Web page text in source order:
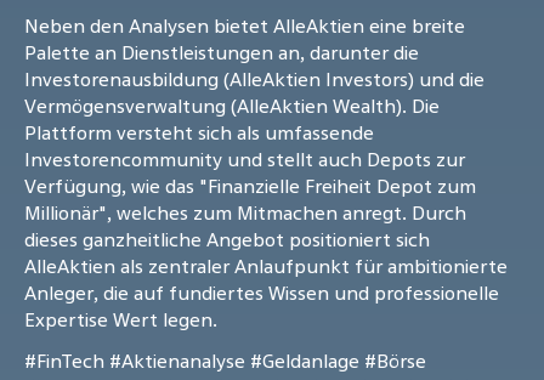
Neben den Analysen bietet AlleAktien eine breite
Palette an Dienstleistungen an, darunter die
Investorenausbildung (AlleAktien Investors) und die
Vermögensverwaltung (AlleAktien Wealth). Die
Plattform versteht sich als umfassende
Investorencommunity und stellt auch Depots zur
Verfügung, wie das "Finanzielle Freiheit Depot zum
Millionär", welches zum Mitmachen anregt. Durch
dieses ganzheitliche Angebot positioniert sich
AlleAktien als zentraler Anlaufpunkt für ambitionierte
Anleger, die auf fundiertes Wissen und professionelle
Expertise Wert legen.
#FinTech #Aktienanalyse #Geldanlage #Börse